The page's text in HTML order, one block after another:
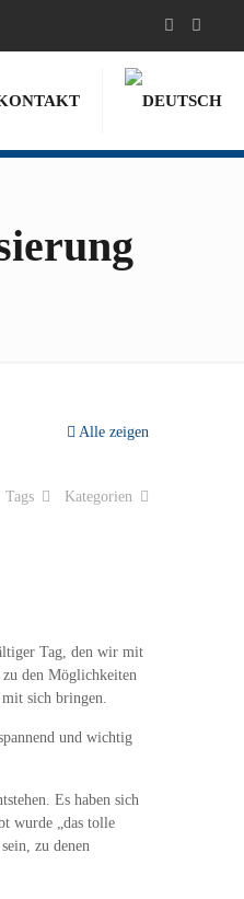
Alle zeigen
Kategorien
Tags
Tag, den wir mit
den Möglichkeiten
sich bringen.
und wichtig
Es haben sich
wurde „das tolle
zu denen